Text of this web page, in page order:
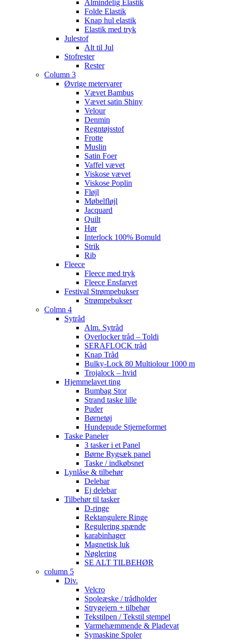
Almindelig Elastik
Folde Elastik
Knap hul elastik
Elastik med tryk
Julestof
Alt til Jul
Stofrester
Rester
Column 3
Øvrige metervarer
Vævet Bambus
Vævet satin Shiny
Velour
Denmin
Regntøjsstof
Frotte
Muslin
Satin Foer
Vaffel vævet
Viskose vævet
Viskose Poplin
Fløjl
Møbelfløjl
Jacquard
Quilt
Hør
Interlock 100% Bomuld
Strik
Rib
Fleece
Fleece med tryk
Fleece Ensfarvet
Festival Strømpebukser
Strømpebukser
Colmn 4
Sytråd
Alm. Sytråd
Overlocker tråd – Toldi
SERAFLOCK tråd
Knap Tråd
Bulky-Lock 80 Multiolour 1000 m
Trojalock – hvid
Hjemmelavet ting
Bumbag Stor
Strand taske lille
Puder
Børnetøj
Hundepude Stjerneformet
Taske Paneler
3 tasker i et Panel
Børne Rygsæk panel
Taske / indkøbsnet
Lynlåse & tilbehør
Delebar
Ej delebar
Tilbehør til tasker
D-ringe
Rektangulere Ringe
Regulering spænde
karabinhager
Magnetisk luk
Nøglering
SE ALT TILBEHØR
column 5
Div.
Velcro
Spoleæske / trådholder
Strygejern + tilbehør
Tekstilpen / Tekstil stempel
Varmehæmmende & Pladevat
Symaskine Spoler